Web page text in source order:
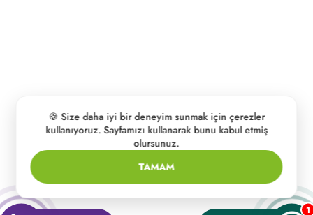
1
🍪 Size daha iyi bir deneyim sunmak için çerezler
kullanıyoruz. Sayfamızı kullanarak bunu kabul etmiş
olursunuz.
TAMAM